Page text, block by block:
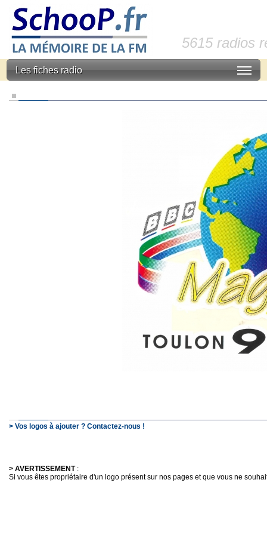
5615 radios
Les fiches radio
> Vos logos à ajouter ? Contactez-nous !
> AVERTISSEMENT:
Si vous êtes propriétaire d'un logo présent sur nos pages et que vous ne